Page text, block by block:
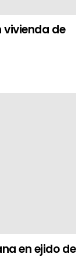
de
en ejido de